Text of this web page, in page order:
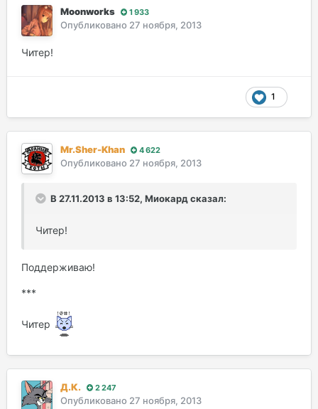
Moonworks 1 933
Опубликовано 27 ноября, 2013
Читер!
1
Mr.Sher-Khan 4 622
Опубликовано 27 ноября, 2013
В 27.11.2013 в 13:52, Миокард сказал:
Читер!
Поддерживаю!
***
Читер
Д.К. 2 247
Опубликовано 27 ноября, 2013